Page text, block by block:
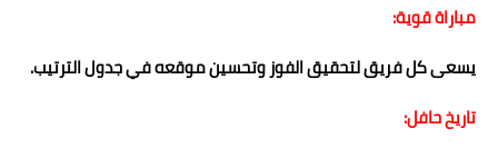
مباراة قوية:
يسعى كل فريق لتحقيق الفوز وتحسين موقعه في جدول الترتيب.
تاريخ حافل: